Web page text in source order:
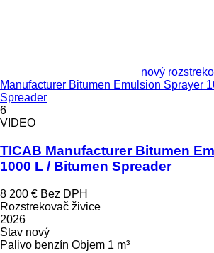
nový
Manufacturer Bitumen Emulsion Sprayer
Spreader
6
VIDEO
TICAB Manufacturer Bitumen
1000 L / Bitumen Spreader
8 200 € Bez DPH
Rozstrekovač živice
2026
Stav nový
Palivo benzín Objem 1 m³